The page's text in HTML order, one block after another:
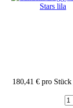
180,41 € pro Stück